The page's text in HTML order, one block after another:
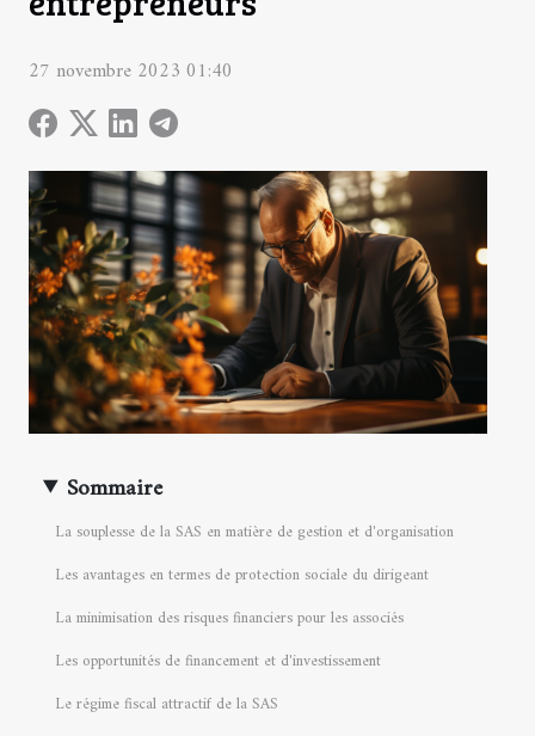
27 novembre 2023 01:40
Sommaire
La souplesse de la SAS en matière de gestion et d'organisation
Les avantages en termes de protection sociale du dirigeant
La minimisation des risques financiers pour les associés
Les opportunités de financement et d'investissement
Le régime fiscal attractif de la SAS